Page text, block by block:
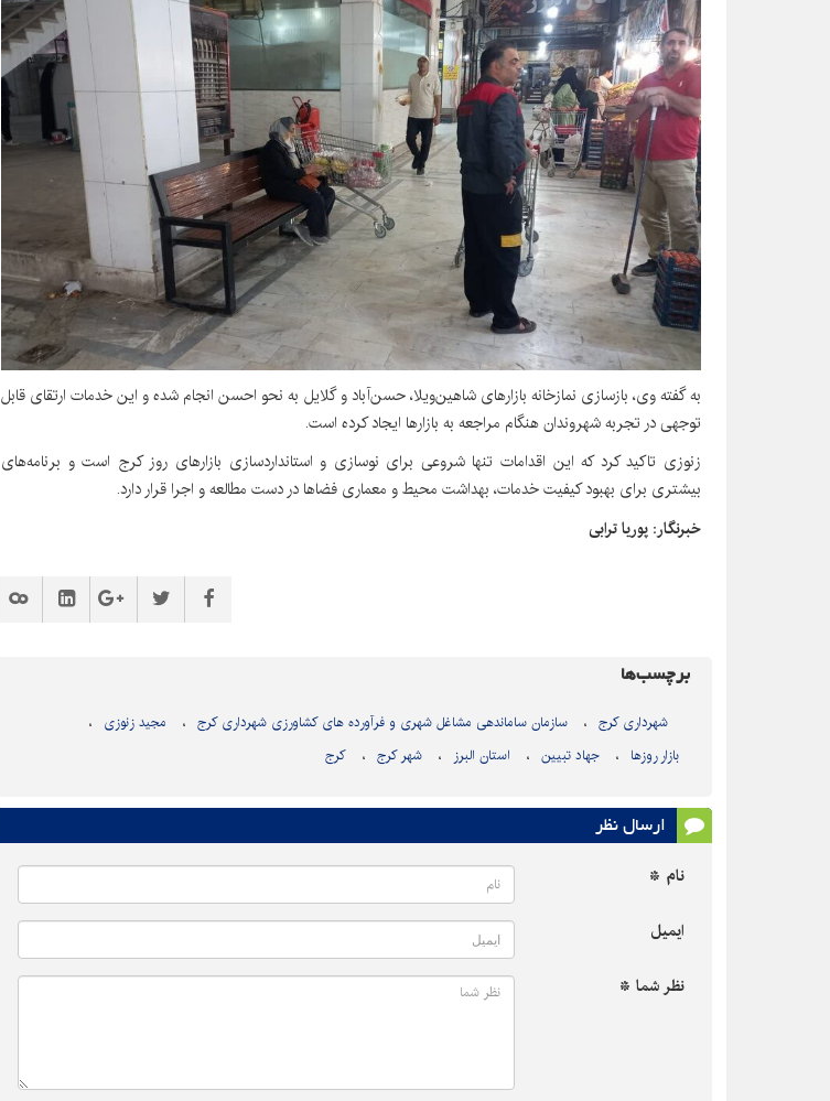
به گفته وی، بازسازی نمازخانه بازارهای شاهین‌ویلا، حسن‌آباد و گلایل به نحو احسن انجام شده و این خدمات ارتقای قابل
توجهی در تجربه شهروندان هنگام مراجعه به بازارها ایجاد کرده است.
زنوزی تاکید کرد که این اقدامات تنها شروعی برای نوسازی و استانداردسازی بازارهای روز کرج است و برنامه‌های
بیشتری برای بهبود کیفیت خدمات، بهداشت محیط و معماری فضاها در دست مطالعه و اجرا قرار دارد.
خبرنگار: پوریا ترابی
برچسب‌ها
شهرداری کرج سازمان ساماندهی مشاغل شهری و فرآورده های کشاورزی شهرداری کرج
مجید زنوزی
بازار روزها
جهاد تبیین استان البرز شهر کرج کرج
ارسال نظر
نام *
ایمیل
نظر شما *